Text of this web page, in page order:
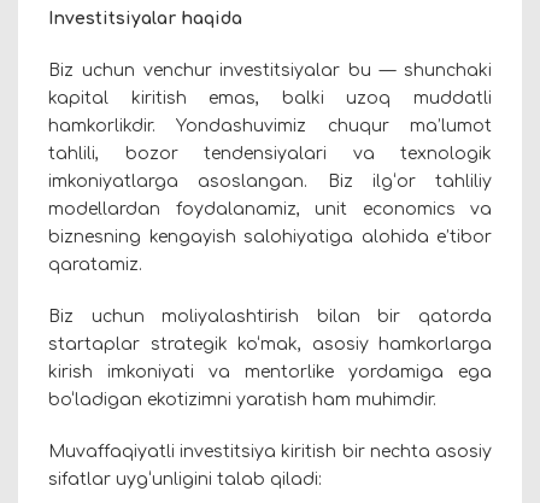
Investitsiyalar haqida
Biz uchun venchur investitsiyalar bu — shunchaki
kapital kiritish emas, balki uzoq muddatli
hamkorlikdir. Yondashuvimiz chuqur ma’lumot
tahlili, bozor tendensiyalari va texnologik
imkoniyatlarga asoslangan. Biz ilg‘or tahliliy
modellardan foydalanamiz, unit economics va
biznesning kengayish salohiyatiga alohida e’tibor
qaratamiz.
Biz uchun moliyalashtirish bilan bir qatorda
startaplar strategik ko‘mak, asosiy hamkorlarga
kirish imkoniyati va mentorlike yordamiga ega
bo‘ladigan ekotizimni yaratish ham muhimdir.
Muvaffaqiyatli investitsiya kiritish bir nechta asosiy
sifatlar uyg‘unligini talab qiladi: